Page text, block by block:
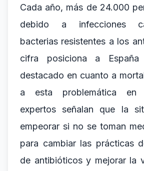
Cada año, más de 24.000
debido a infecciones
bacterias resistentes a los
cifra posiciona a
destacado en cuanto a
a esta problemática en
expertos señalan que la
empeorar si no se toman
para cambiar las prácticas
de antibióticos y mejorar la